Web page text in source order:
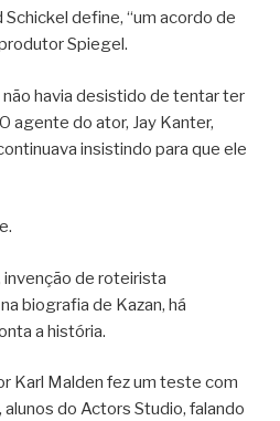
define, “um acordo de
Spiegel.
não havia desistido de tentar ter
agente do ator, Jay Kanter,
insistindo para que ele
invenção de roteirista
biografia de Kazan, há
a história.
Karl Malden fez um teste com
do Actors Studio, falando